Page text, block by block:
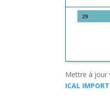
29
Mettre à jour
ICAL IMPORT